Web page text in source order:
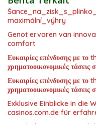
maximální_výhry
Genot ervaren van
comfort
Ευκαιρίες επένδυσης με
χρηματοοικονομικές τάσεις
Ευκαιρίες επένδυσης με
χρηματοοικονομικές τάσεις
Exklusive Einblicke in die
casinos.com.de für